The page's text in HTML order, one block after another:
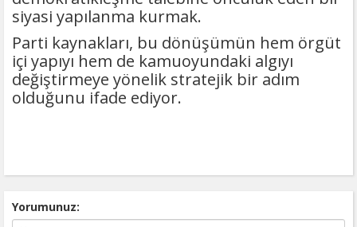
siyasi yapılanma kurmak.
Parti kaynakları, bu dönüşümün hem örgüt
içi yapıyı hem de kamuoyundaki algıyı
değiştirmeye yönelik stratejik bir adım
olduğunu ifade ediyor.
Yorumunuz: